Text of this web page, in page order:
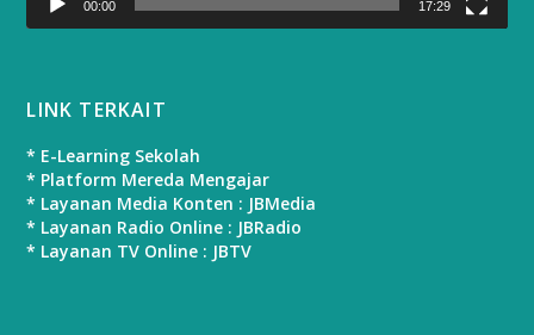
00:00 17:29
LINK TERKAIT
* E-Learning Sekolah
* Platform Mereda Mengajar
* Layanan Media Konten : JBMedia
* Layanan Radio Online : JBRadio
* Layanan TV Online : JBTV